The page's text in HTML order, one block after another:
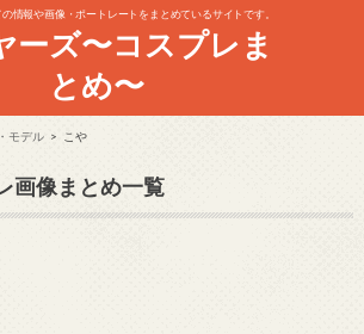
情報や画像・ポートレートをまとめているサイトです。
ーズ〜コスプレま
とめ〜
モデル こや
画像まとめ一覧